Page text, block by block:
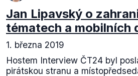
Jan Lipavský o
tématech a mobilních
1. března 2019
Hostem Interview ČT24 byl
pirátskou stranu a